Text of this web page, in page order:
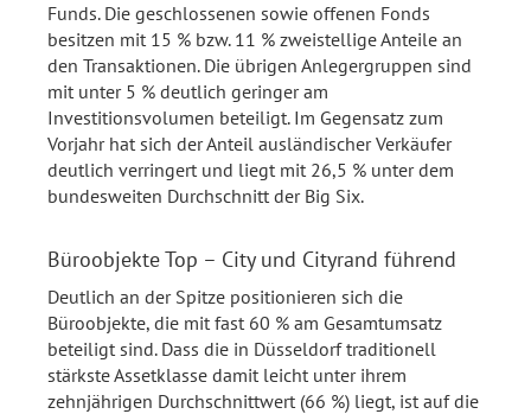
Funds. Die geschlossenen sowie offenen Fonds
besitzen mit 15 % bzw. 11 % zweistellige Anteile an
den Transaktionen. Die übrigen Anlegergruppen sind
mit unter 5 % deutlich geringer am
Investitionsvolumen beteiligt. Im Gegensatz zum
Vorjahr hat sich der Anteil ausländischer Verkäufer
deutlich verringert und liegt mit 26,5 % unter dem
bundesweiten Durchschnitt der Big Six.
Büroobjekte Top – City und Cityrand führend
Deutlich an der Spitze positionieren sich die
Büroobjekte, die mit fast 60 % am Gesamtumsatz
beteiligt sind. Dass die in Düsseldorf traditionell
stärkste Assetklasse damit leicht unter ihrem
zehnjährigen Durchschnittwert (66 %) liegt, ist auf die